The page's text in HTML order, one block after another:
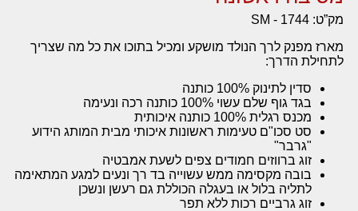
מק”ט: SM - 1744
מארז מפנק לרך הנולד מושקע ומכיל בתוכו את כל מה שצריך
לתחילת הדרך:
סדין לתינוק 100% כותנה
בגד גוף שלם עשוי 100% כותנה רכה ונעימה
מכנס רגלית 100% כותנה איכותית
סט סכו"ם טעימות ראשונות איכותי מבית המותג הידוע
"גרבר"
זוג ברווזים חמודים צפים לשעת אמבטיה
בובה מקסימה ממש עשוייה בד רך ונעים למגע המתאימה
לתליה בלול או בעגלה הכוללת גם רעשן ונשכן
זוג גרביים רכות ללא תפר